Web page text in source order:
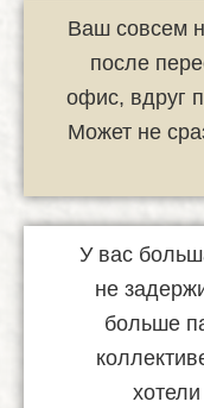
Ваш совсем
после
офис, вдруг
Может не
У вас
не
больше